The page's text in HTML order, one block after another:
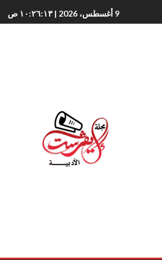
9 أغسطس، 2026 | ١٠:٢٦:١٥ ص